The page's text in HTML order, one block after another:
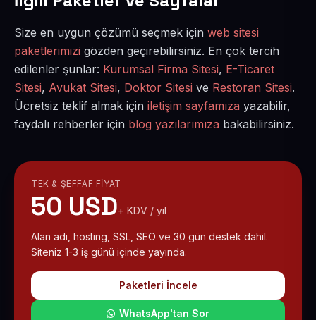
Size en uygun çözümü seçmek için web sitesi
paketlerimizi gözden geçirebilirsiniz. En çok tercih
edilenler şunlar: Kurumsal Firma Sitesi, E-Ticaret
Sitesi, Avukat Sitesi, Doktor Sitesi ve Restoran Sitesi.
Ücretsiz teklif almak için iletişim sayfamıza yazabilir,
faydalı rehberler için blog yazılarımıza bakabilirsiniz.
TEK & ŞEFFAF FIYAT
50 USD+ KDV / yıl
Alan adı, hosting, SSL, SEO ve 30 gün destek dahil.
Siteniz 1-3 iş günü içinde yayında.
Paketleri İncele
WhatsApp'tan Sor